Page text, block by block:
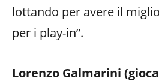
lottando per avere il
per i play-in”.
Lorenzo Galmarini